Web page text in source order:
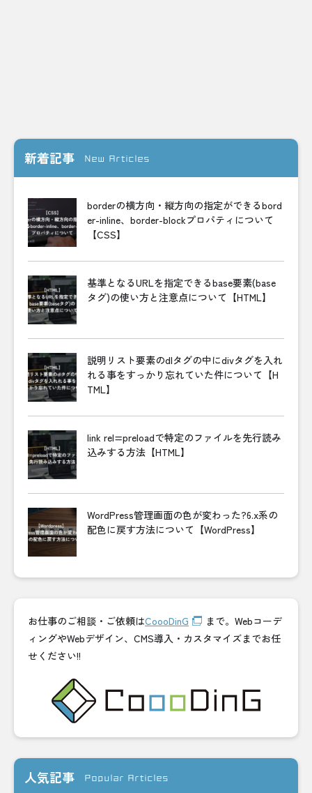
新着記事 New Articles
borderの横方向・縦方向の指定ができるbord
er-inline、border-blockプロパティについて
【CSS】
基準となるURLを指定できるbase要素(base
タグ)の使い方と注意点について【HTML】
説明リスト要素のdlタグの中にdivタグを入れ
れる事をすっかり忘れていた件について【H
TML】
link rel=preloadで特定のファイルを先行読み
込みする方法【HTML】
WordPress管理画面の色が変わった?6.x系の
配色に戻す方法について【WordPress】
お仕事のご相談・ご依頼はCoooDinG
まで。Webコーデ
ィングやWebデザイン、CMS導入・カスタマイズまでお任
せください!!
人気記事 Popular Articles